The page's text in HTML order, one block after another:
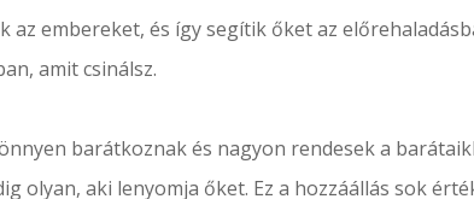
az embereket, és így segítik őket az
amit csinálsz.
barátkoznak és nagyon rendesek a
olyan, aki lenyomja őket. Ez a hozzáállás sok